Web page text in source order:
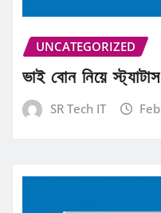
UNCATEGORIZED
ভাই বোন নিয়ে
SR Tech IT